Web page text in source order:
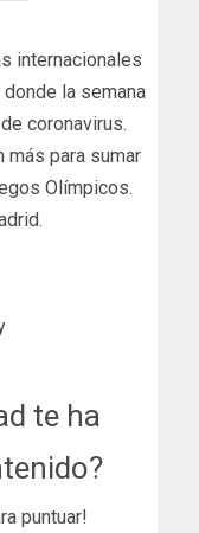
internacionales
la semana
coronavirus.
más para sumar
Olímpicos.
te ha
puntuar!